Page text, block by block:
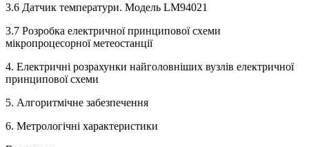
3.6 Датчик температури. Модель LM94021
3.7 Розробка електричної принципової схеми
мікропроцесорної метеостанції
4. Електричні розрахунки найголовніших вузлів електричної
принципової схеми
5. Алгоритмічне забезпечення
6. Метрологічні характеристики